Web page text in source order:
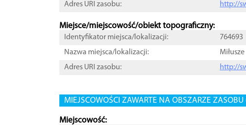
Adres URI zasobu:
http://
Miejsce/miejscowość/obiekt topograficzny:
Identyfikator miejsca/lokalizacji:
764693
Nazwa miejsca/lokalizacji:
Miłusze
Adres URI zasobu:
http://
MIEJSCOWOŚCI ZAWARTE NA OBSZARZE ZASOBU
Miejscowość: